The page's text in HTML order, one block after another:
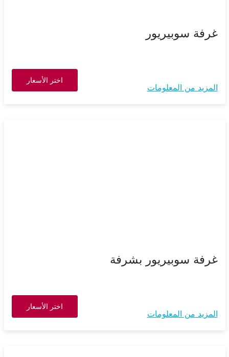
غرفة سوبيريور
المزيد من المعلومات
اختر الأسعار
غرفة سوبيريور بشرفة
المزيد من المعلومات
اختر الأسعار